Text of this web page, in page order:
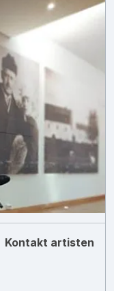
Kontakt artisten